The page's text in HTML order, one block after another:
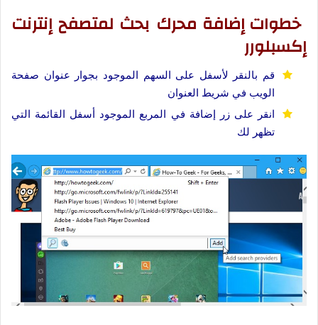
خطوات إضافة محرك بحث لمتصفح إنترنت
إكسبلورر
قم بالنقر لأسفل على السهم الموجود بجوار عنوان صفحة
الويب في شريط العنوان
انقر على زر إضافة في المربع الموجود أسفل القائمة التي
تظهر لك